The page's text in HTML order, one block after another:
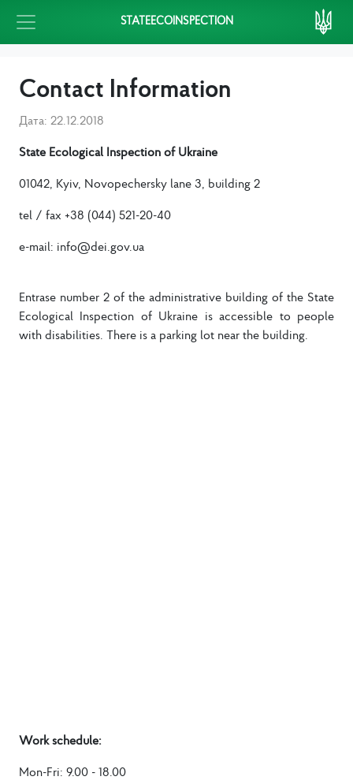
STATEECOINSPECTION
Contact Information
Дата: 22.12.2018
State Ecological Inspection of Ukraine
01042, Kyiv, Novopechersky lane 3, building 2
tel / fax +38 (044) 521-20-40
e-mail: info@dei.gov.ua
Entrase number 2 of the administrative building of the State
Ecological Inspection of Ukraine is accessible to people
with disabilities. There is a parking lot near the building.
Work schedule:
Mon-Fri: 9.00 - 18.00